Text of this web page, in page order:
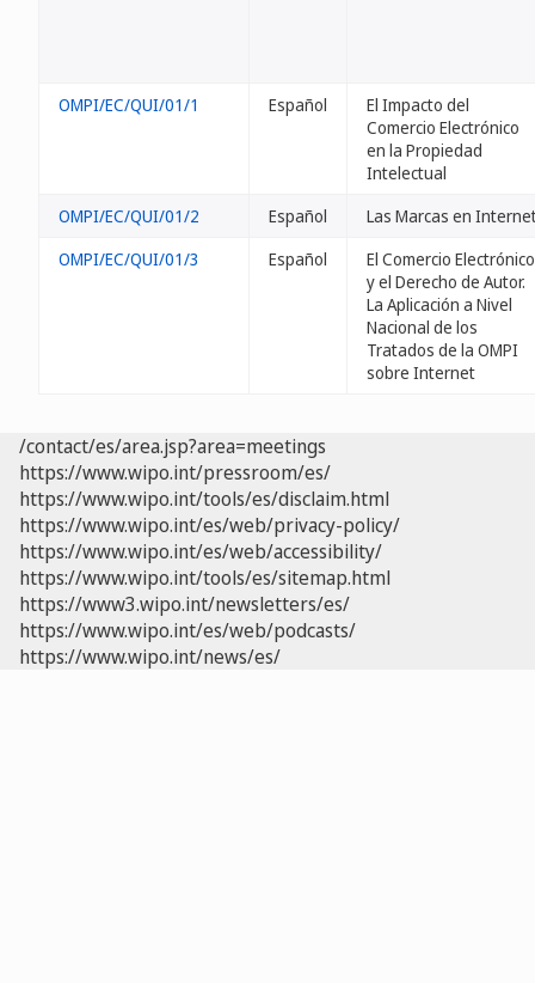
OMPI/EC/QUI/01/1 Español
El Impacto del
Comercio Electrónico
en la Propiedad
Intelectual
OMPI/EC/QUI/01/2
Español
Las Marcas en
OMPI/EC/QUI/01/3
Español
El Comercio Electrónico
y el Derecho de Autor.
La Aplicación a Nivel
Nacional de los
Tratados de la OMPI
sobre Internet
/contact/es/area.jsp?area=meetings
https://www.wipo.int/pressroom/es/
https://www.wipo.int/tools/es/disclaim.html
https://www.wipo.int/es/web/privacy-policy/
https://www.wipo.int/es/web/accessibility/
https://www.wipo.int/tools/es/sitemap.html
https://www3.wipo.int/newsletters/es/
https://www.wipo.int/es/web/podcasts/
https://www.wipo.int/news/es/